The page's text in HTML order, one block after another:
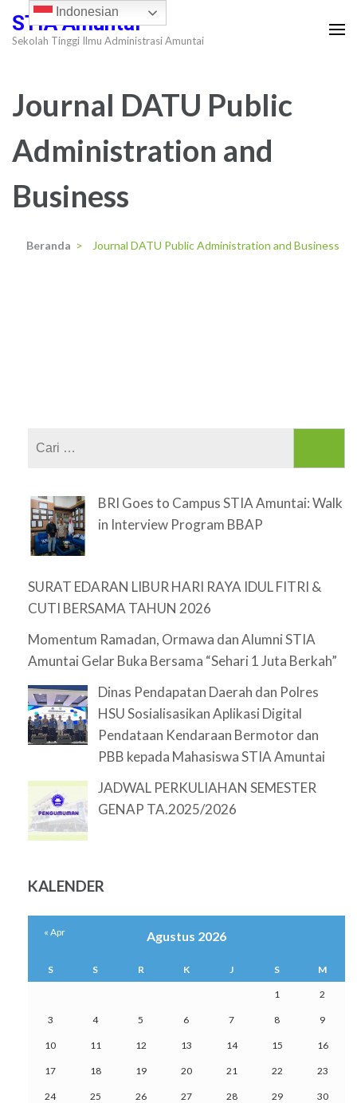
Lompat
ke
Enter)
STIA Amuntai
Sekolah Tinggi Ilmu Administrasi Amuntai
Journal DATU Public
Administration and
Business
Beranda > Journal DATU Public Administration and Business
BRI Goes to Campus STIA Amuntai: Walk
in Interview Program BBAP
SURAT EDARAN LIBUR HARI RAYA IDUL FITRI &
CUTI BERSAMA TAHUN 2026
Momentum Ramadan, Ormawa dan Alumni STIA
Amuntai Gelar Buka Bersama “Sehari 1 Juta Berkah”
Dinas Pendapatan Daerah dan Polres
HSU Sosialisasikan Aplikasi Digital
Pendataan Kendaraan Bermotor dan
PBB kepada Mahasiswa STIA Amuntai
JADWAL PERKULIAHAN SEMESTER
GENAP TA.2025/2026
KALENDER
Agustus 2026
S S R K J S M
1 2
3 4 5 6 7 8 9
10 11 12 13 14 15 16
17 18 19 20 21 22 23
24 25 26 27 28 29 30
« Apr
Indonesian